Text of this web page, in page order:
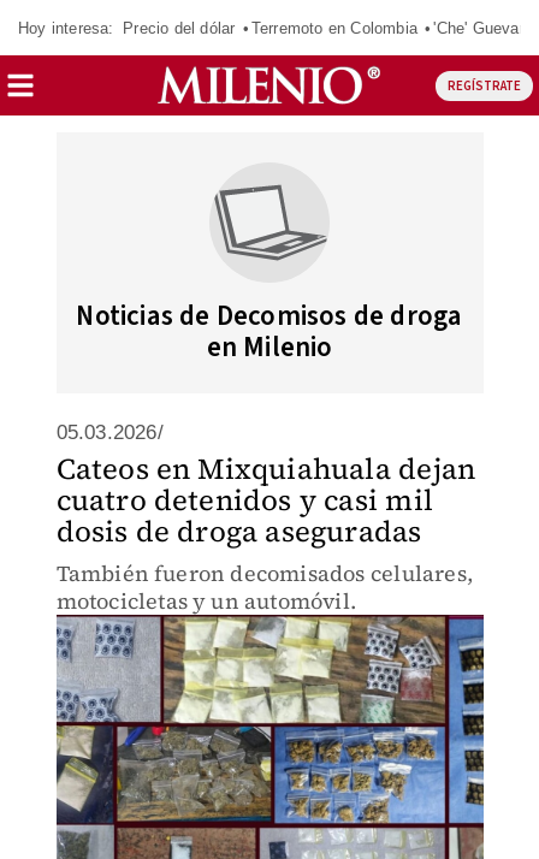
Hoy interesa: Precio del dólar Terremoto en Colombia 'Che' Guevara
REGÍSTRATE
Noticias de Decomisos de droga
en Milenio
05.03.2026/
Cateos en Mixquiahuala dejan
cuatro detenidos y casi mil
dosis de droga aseguradas
También fueron decomisados celulares,
motocicletas y un automóvil.